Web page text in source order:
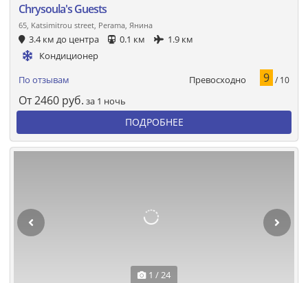
Chrysoula's Guests
65, Katsimitrou street, Perama, Янина
3.4 км до центра 0.1 км
1.9 км
Кондиционер
По отзывам Превосходно 9 / 10
От2460 руб. за 1 ночь
ПОДРОБНЕЕ
1 / 24